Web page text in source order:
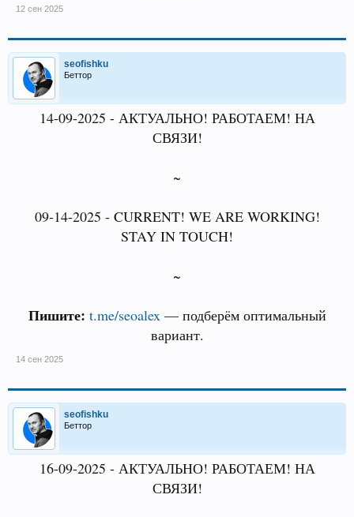
12 сен 2025
seofishku
Беттор
14-09-2025 - АКТУАЛЬНО! РАБОТАЕМ! НА
СВЯЗИ!
~
09-14-2025 - CURRENT! WE ARE WORKING!
STAY IN TOUCH!
~
Пишите: t.me/seoalex— подберём оптимальный
вариант.
14 сен 2025
seofishku
Беттор
16-09-2025 - АКТУАЛЬНО! РАБОТАЕМ! НА
СВЯЗИ!